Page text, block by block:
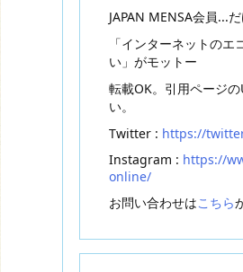
JAPAN MENSA会員...
「インターネットの
い」がモットー
転載OK。引用ページ
い。
Twitter : https://
Instagram : https://
online/
お問い合わせはこちら